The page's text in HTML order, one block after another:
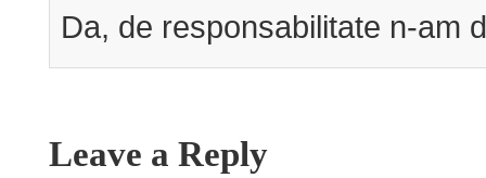
Da, de responsabilitate n-am
Leave a Reply